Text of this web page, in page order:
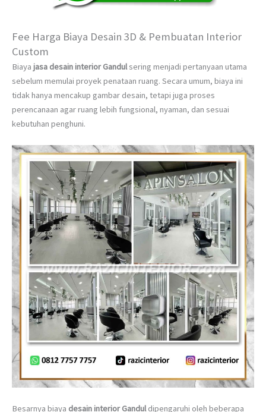
Fee Harga Biaya Desain 3D & Pembuatan Interior
Custom
Biaya jasa desain interior Gandulsering menjadi pertanyaan utama
sebelum memulai proyek penataan ruang. Secara umum, biaya ini
tidak hanya mencakup gambar desain, tetapi juga proses
perencanaan agar ruang lebih fungsional, nyaman, dan sesuai
kebutuhan penghuni.
Besarnya biaya desain interior Ganduldipengaruhi oleh beberapa